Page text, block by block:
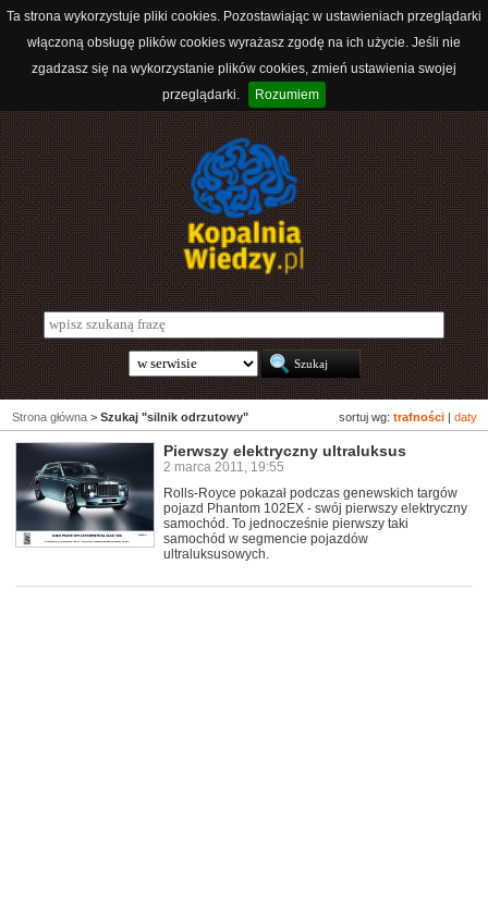
Ta strona wykorzystuje pliki cookies. Pozostawiając w ustawieniach przeglądarki
włączoną obsługę plików cookies wyrażasz zgodę na ich użycie. Jeśli nie
zgadzasz się na wykorzystanie plików cookies, zmień ustawienia swojej
przeglądarki.
Rozumiem
sortuj wg: trafności daty
Strona główna > Szukaj "silnik odrzutowy"
Pierwszy elektryczny ultraluksus
2 marca 2011, 19:55
Rolls-Royce pokazał podczas genewskich targów
pojazd Phantom 102EX - swój pierwszy elektryczny
samochód. To jednocześnie pierwszy taki
samochód w segmencie pojazdów
ultraluksusowych.